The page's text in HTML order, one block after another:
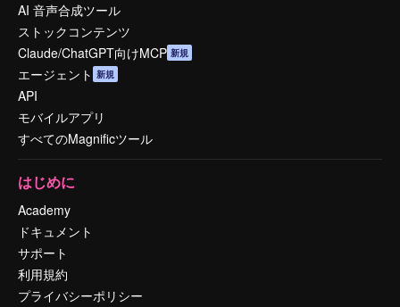
AI 音声合成ツール
ストックコンテンツ
Claude/ChatGPT向けMCP 新規
エージェント 新規
API
モバイルアプリ
すべてのMagnificツール
はじめに
Academy
ドキュメント
サポート
利用規約
プライバシーポリシー